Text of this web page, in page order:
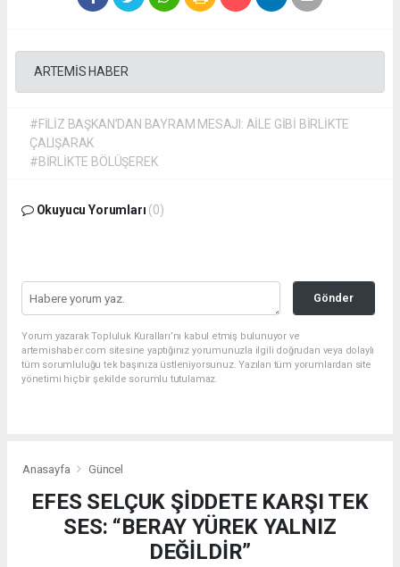
ARTEMİS HABER
#FİLİZ BAŞKAN’DAN BAYRAM MESAJI: AİLE GİBİ BİRLİKTE
ÇALIŞARAK
#BİRLİKTE BÖLÜŞEREK
Okuyucu Yorumları (0)
Gönder
Yorum yazarak Topluluk Kuralları’nı kabul etmiş bulunuyor ve
artemishaber.com sitesine yaptığınız yorumunuzla ilgili doğrudan veya dolaylı
tüm sorumluluğu tek başınıza üstleniyorsunuz. Yazılan tüm yorumlardan site
yönetimi hiçbir şekilde sorumlu tutulamaz.
Anasayfa Güncel
EFES SELÇUK ŞİDDETE KARŞI TEK
SES: “BERAY YÜREK YALNIZ
DEĞİLDİR”